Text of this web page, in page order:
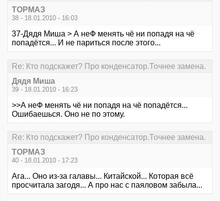
ТОРМАЗ
38 - 18.01.2010 - 16:03
37-Дядя Миша > А неФ менять чё ни попадя на чё
попадётся... И не париться после этого...
Re: Кто подскажет? Про конденсатор.Точнее замена.
Дядя Миша
39 - 18.01.2010 - 16:23
>>А неФ менять чё ни попадя на чё попадётся...
Ошибаешься. Оно не по этому.
Re: Кто подскажет? Про конденсатор.Точнее замена.
ТОРМАЗ
40 - 18.01.2010 - 17:23
Ага... Оно из-за галавы... Китайской... Которая всё
просчитала загодя... А про нас с паяловом забыла...